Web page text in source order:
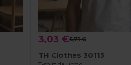
3,03 €5,71 €
TH Clothes 30115